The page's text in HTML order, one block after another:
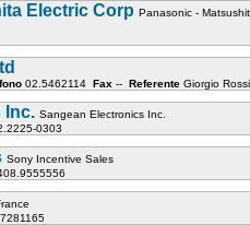
Electric Corp Panasonic -
02.5462114 Fax -- Referente Giorgio
Inc. Sangean Electronics Inc.
0303
Sony Incentive Sales